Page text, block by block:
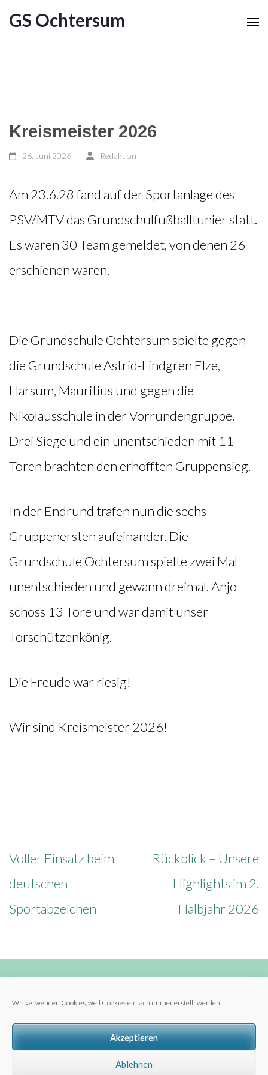
Wir verwenden Cookies, weil Cookies einfach immer erstellt werden.
Akzeptieren
Ablehnen
GS Ochtersum
Kreismeister 2026
26. Juni 2026 Redaktion
Am 23.6.28 fand auf der Sportanlage des
PSV/MTV das Grundschulfußballtunier statt.
Es waren 30 Team gemeldet, von denen 26
erschienen waren.
Die Grundschule Ochtersum spielte gegen
die Grundschule Astrid-Lindgren Elze,
Harsum, Mauritius und gegen die
Nikolausschule in der Vorrundengruppe.
Drei Siege und ein unentschieden mit 11
Toren brachten den erhofften Gruppensieg.
In der Endrund trafen nun die sechs
Gruppenersten aufeinander. Die
Grundschule Ochtersum spielte zwei Mal
unentschieden und gewann dreimal. Anjo
schoss 13 Tore und war damit unser
Torschützenkönig.
Die Freude war riesig!
Wir sind Kreismeister 2026!
Beitragsnavigation
Voller Einsatz beim
deutschen
Sportabzeichen
Rückblick – Unsere
Highlights im 2.
Halbjahr 2026
Archiv
Archiv